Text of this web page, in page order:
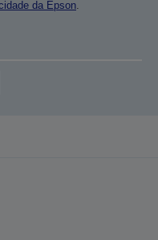
da Epson.